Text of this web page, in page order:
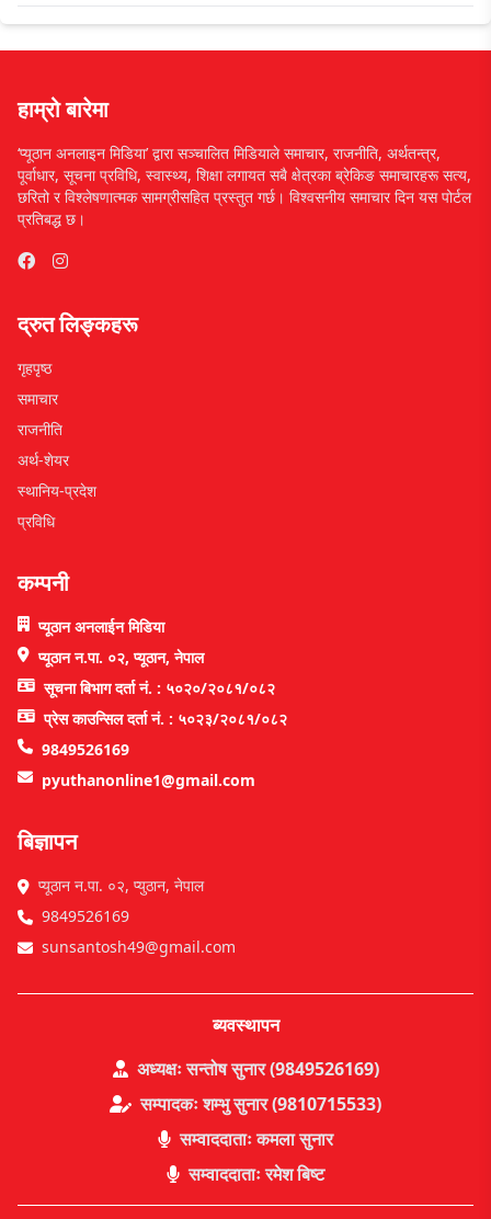
हाम्रो बारेमा
‘प्यूठान अनलाइन मिडिया’ द्वारा सञ्चालित मिडियाले समाचार, राजनीति, अर्थतन्त्र,
पूर्वाधार, सूचना प्रविधि, स्वास्थ्य, शिक्षा लगायत सबै क्षेत्रका ब्रेकिङ समाचारहरू सत्य,
छरितो र विश्लेषणात्मक सामग्रीसहित प्रस्तुत गर्छ। विश्वसनीय समाचार दिन यस पोर्टल
प्रतिबद्ध छ।
द्रुत लिङ्कहरू
गृहपृष्ठ
समाचार
राजनीति
अर्थ-शेयर
स्थानिय-प्रदेश
प्रविधि
कम्पनी
प्यूठान अनलाईन मिडिया
प्यूठान न.पा. ०२, प्यूठान, नेपाल
सूचना बिभाग दर्ता नं. : ५०२०/२०८१/०८२
प्रेस काउन्सिल दर्ता नं. : ५०२३/२०८१/०८२
9849526169
pyuthanonline1@gmail.com
बिज्ञापन
प्यूठान न.पा. ०२, प्युठान, नेपाल
9849526169
sunsantosh49@gmail.com
ब्यवस्थापन
अध्यक्षः सन्तोष सुनार (9849526169)
सम्पादकः शम्भु सुनार (9810715533)
सम्वाददाताः कमला सुनार
सम्वाददाताः रमेश बिष्ट